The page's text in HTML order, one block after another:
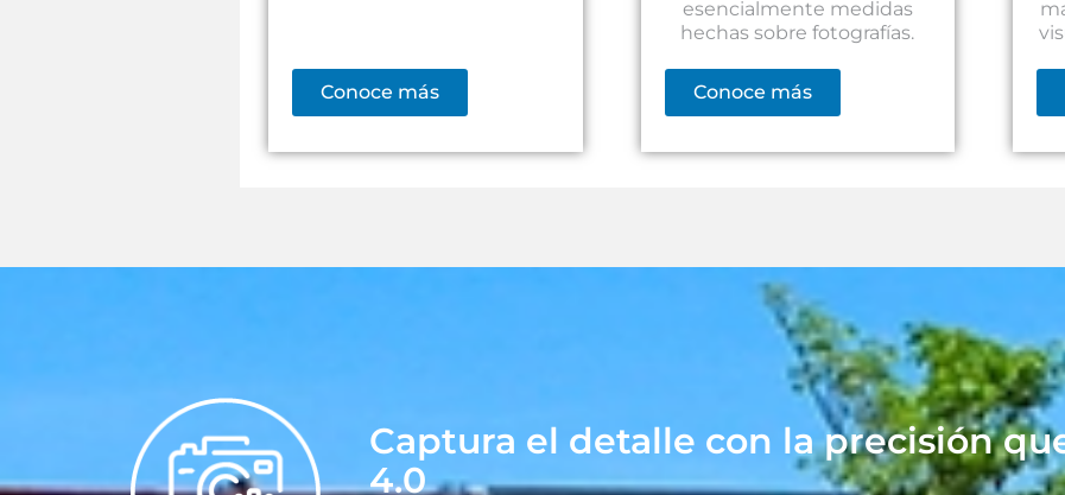
Conoce más
esencialmente medidas
hechas sobre fotografías.
Conoce más
Captura el detalle con la precisión
4.0